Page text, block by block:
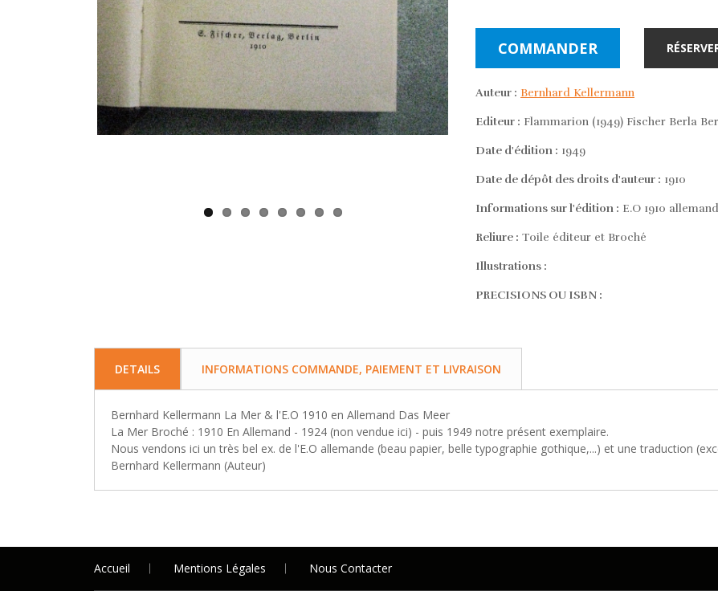
COMMANDER
Auteur : Bernhard Kellermann
Editeur : Flammarion (1949) Fischer Berla
Date d'édition : 1949
Date de dépôt des droits d'auteur : 1910
Informations sur l'édition : E.O 1910
Reliure : Toile éditeur et Broché
Illustrations :
PRECISIONS OU ISBN :
DETAILS INFORMATIONS COMMANDE, PAIEMENT ET LIVRAISON
Bernhard Kellermann La Mer & l'E.O 1910 en Allemand Das Meer
La Mer Broché : 1910 En Allemand - 1924 (non vendue ici) - puis 1949 notre présent exemplaire.
Nous vendons ici un très bel ex. de l'E.O allemande (beau papier, belle typographie gothique,...) et une traduction
Bernhard Kellermann (Auteur)
Accueil Mentions Légales Nous Contacter